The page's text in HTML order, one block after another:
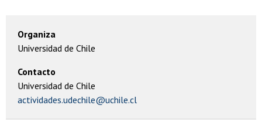
Organiza
Universidad de Chile
Contacto
Universidad de Chile
actividades.udechile@uchile.cl